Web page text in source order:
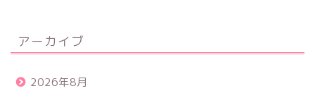
アーカイブ
2026年8月